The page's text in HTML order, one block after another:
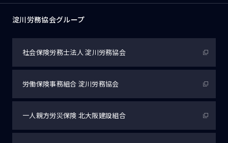
淀川労務協会グループ
社会保険労務士法人淀川労務協会
労働保険事務組合 淀川労務協会
一人親方労災保険 北大阪建設組合